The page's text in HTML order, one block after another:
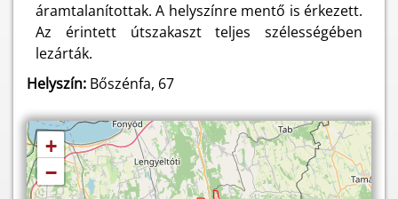
áramtalanítottak. A helyszínre mentő is érkezett.
Az érintett útszakaszt teljes szélességében
lezárták.
Helyszín: Bőszénfa, 67
+
−